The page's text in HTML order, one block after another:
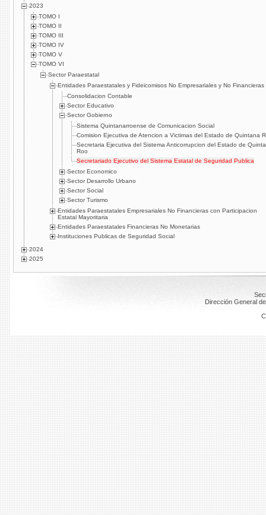
2023
TOMO I
TOMO II
TOMO III
TOMO IV
TOMO V
TOMO VI
Sector Paraestatal
Entidades Paraestatales y Fideicomisos No Empresariales y No Financieras
Consolidacion Contable
Sector Educativo
Sector Gobierno
Sistema Quintanarroense de Comunicacion Social
Comision Ejecutiva de Atencion a Victimas del Estado de Quintana
Secretaria Ejecutiva del Sistema Anticorrupcion del Estado de
Roo
Secretariado Ejecutivo del Sistema Estatal de Seguridad Publica
Sector Economico
Sector Desarrollo Urbano
Sector Social
Sector Turismo
Entidades Paraestatales Empresariales No Financieras con Participacion
Estatal Mayoritaria
Entidades Paraestatales Financieras No Monetarias
Instituciones Publicas de Seguridad Social
2024
2025
Dirección General